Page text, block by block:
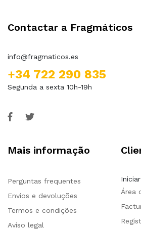
Contactar a Fragmáticos
info@fragmaticos.es
+34 722 290 835
Segunda a sexta 10h-19h
Mais informação
Perguntas frequentes
Envios e devoluções
Termos e condições
Aviso legal
Área